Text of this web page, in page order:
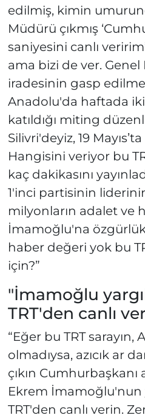
edilmiş, kimin
Müdürü çıkmış
saniyesini canlı
ama bizi de ver. Genel
iradesinin gasp
Anadolu'da haftada
katıldığı miting
Silivri'deyiz, 19
Hangisini veriyor bu
kaç dakikasını
1'inci partisinin
milyonların adalet ve
İmamoğlu'na özgürlük
haber değeri yok bu
için?”
"İmamoğlu
TRT'den canlı
“Eğer bu TRT sarayın,
olmadıysa, azıcık ar
çıkın Cumhurbaşkanı
Ekrem İmamoğlu'nun
TRT'den canlı verin.